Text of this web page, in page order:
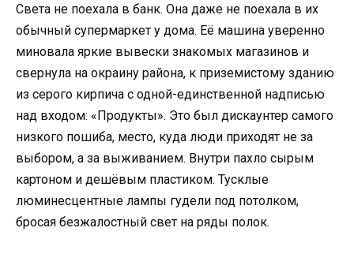
Света не поехала в банк. Она даже не поехала в их
обычный супермаркет у дома. Её машина уверенно
миновала яркие вывески знакомых магазинов и
свернула на окраину района, к приземистому зданию
из серого кирпича с одной-единственной надписью
над входом: «Продукты». Это был дискаунтер самого
низкого пошиба, место, куда люди приходят не за
выбором, а за выживанием. Внутри пахло сырым
картоном и дешёвым пластиком. Тусклые
люминесцентные лампы гудели под потолком,
бросая безжалостный свет на ряды полок.